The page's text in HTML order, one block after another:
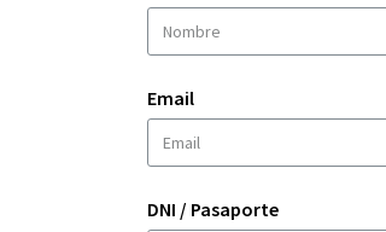
Email
DNI / Pasaporte